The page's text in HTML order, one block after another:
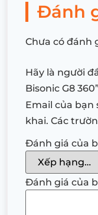
Đánh
Chưa có đánh
Hãy là người
Bisonic G8 360”
Email của bạn
khai. Các
Đánh giá của
Đánh giá của